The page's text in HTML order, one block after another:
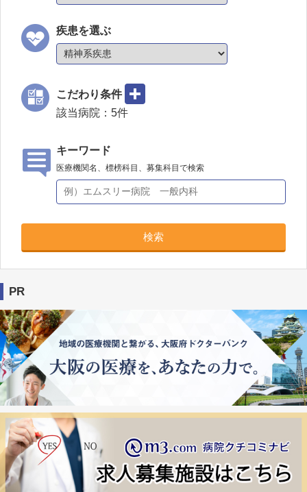
疾患を選ぶ
こだわり条件
該当病院： 5件
キーワード
医療機関名、標榜科目、募集科目で検索
検索
PR